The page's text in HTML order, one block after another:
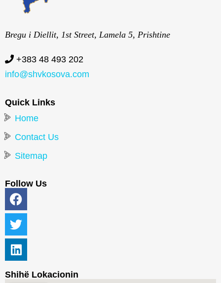
Bregu i Diellit, 1st Street, Lamela 5, Prishtine
+383 48 493 202
info@shvkosova.com
Quick Links
Home
Contact Us
Sitemap
Follow Us
Shihë Lokacionin